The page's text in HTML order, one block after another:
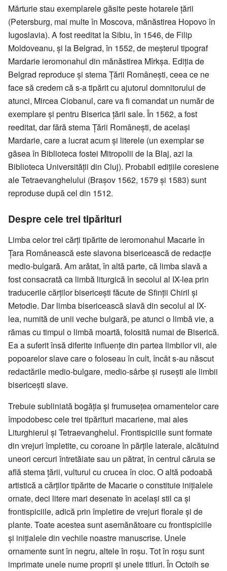
Mărturie stau exemplarele găsite peste hotarele țării
(Petersburg, mai multe în Moscova, mănăstirea Hopovo în
Iugoslavia). A fost reeditat la Sibiu, în 1546, de Filip
Moldoveanu, și la Belgrad, în 1552, de meșterul tipograf
Mardarie ieromonahul din mănăstirea Mîrkșa. Ediția de
Belgrad reproduce și stema Țării Românești, ceea ce ne
face să credem că s-a tipărit cu ajutorul domnitorului de
atunci, Mircea Ciobanul, care va fi comandat un număr de
exemplare și pentru Biserica țării sale. În 1562, a fost
reeditat, dar fără stema Țării Românești, de același
Mardarie, care a lucrat acum și literele (un exemplar se
găsea în Biblioteca fostei Mitropolii de la Blaj, azi la
Biblioteca Universității din Cluj). Probabil edițiile coresiene
ale Tetraevanghelului (Brașov 1562, 1579 și 1583) sunt
reproduse după cel din 1512.
Despre cele trei tipărituri
Limba celor trei cărți tipărite de ieromonahul Macarie în
Țara Românească este slavona bisericească de redacție
medio-bulgară. Am arătat, în altă parte, că limba slavă a
fost consacrată ca limbă liturgică în secolul al IX-lea prin
traducerile cărților bisericești făcute de Sfinții Chiril și
Metodie. Dar limba bisericească slavă din secolul al IX-
lea, numită de unii veche bulgară, pe atunci o limbă vie, a
rămas cu timpul o limbă moartă, folosită numai de Biserică.
Ea a suferit însă diferite influențe din partea limbilor vii, ale
popoarelor slave care o foloseau în cult, încât s-au născut
redactările medio-bulgare, medio-sârbe și rusești ale limbii
bisericești slave.
Trebuie subliniată bogăția și frumusețea ornamentelor care
împodobesc cele trei tipărituri macariene, mai ales
Liturghierul și Tetraevanghelul. Frontispiciile sunt formate
din vrejuri împletite, cu coroane în părțile laterale, alcătuind
uneori cercuri întretăiate sau un pătrat, în centrul căruia se
află stema țării, vulturul cu crucea în cioc. O altă podoabă
artistică a cărților tipărite de Macarie o constituie inițialele
ornate, deci litere mari desenate în același stil ca și
frontispiciile, adică prin împletire de vrejuri florale și de
plante. Toate acestea sunt asemănătoare cu frontispiciile
și inițialele din vechile noastre manuscrise. Unele
ornamente sunt în negru, altele în roșu. Tot în roșu sunt
imprimate unele nume proprii și unele titluri. În Octoih se